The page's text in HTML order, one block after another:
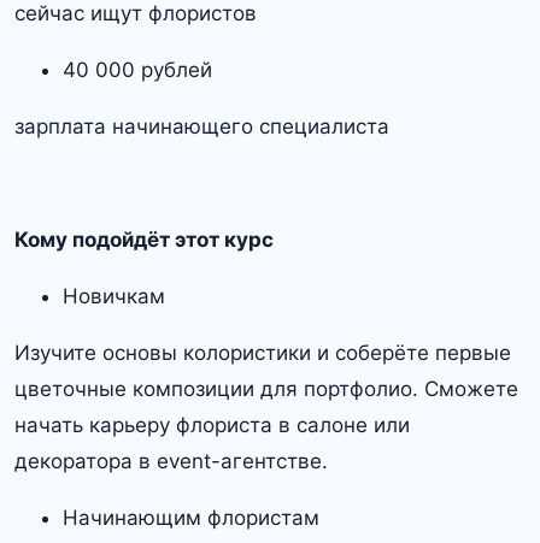
сейчас ищут флористов
40 000 рублей
зарплата начинающего специалиста
Кому подойдёт этот курс
Новичкам
Изучите основы колористики и соберёте первые
цветочные композиции для портфолио. Сможете
начать карьеру флориста в салоне или
декоратора в event-агентстве.
Начинающим флористам